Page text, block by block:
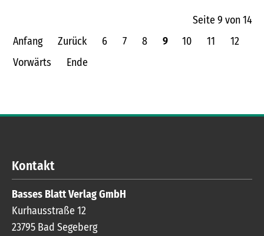
Seite 9 von 14
Anfang
Zurück 6 7 8 9 10 11
12
Vorwärts
Ende
Kontakt
Basses Blatt Verlag GmbH
Kurhausstraße 12
23795 Bad Segeberg